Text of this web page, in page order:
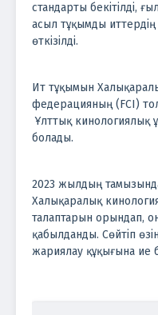
стандарты бекітілді,
асыл тұқымды
өткізілді.
Ит тұқымын
федерацияның (FCI)
Ұлттық кинологиялық
болады.
2023 жылдың
Халықаралық
талаптарын орындап,
қабылданды. Сөйтіп
жариялау құқығына ие